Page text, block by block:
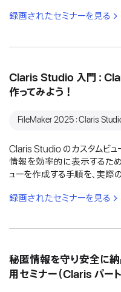
録画されたセミナーを見る
Claris Studio 入門：
作ってみよう！
FileMaker 2025：Claris
Claris Studio のカスタムビュ
情報を効率的に表示するた
ューを作成する手順を、実際
録画されたセミナーを見る
秘匿情報を守り安全に
用セミナー（Claris パー